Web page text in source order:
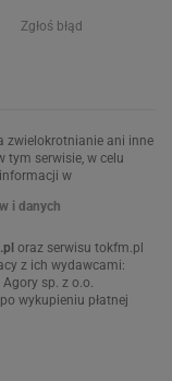
Zgłoś błąd
zwielokrotnianie ani inne
tym serwisie, w celu
w
i danych
oraz serwisu tokfm.pl
z ich wydawcami:
sp. z o.o.
wykupieniu płatnej